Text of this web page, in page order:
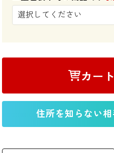
カー
住所を知らない